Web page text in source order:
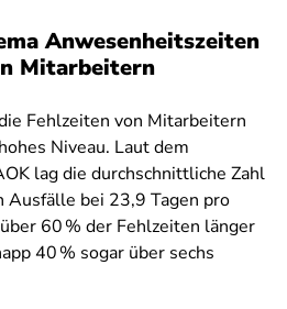
Anwesenheitszeiten
Mitarbeitern
Fehlzeiten von Mitarbeitern
Niveau. Laut dem
lag die durchschnittliche Zahl
Ausfälle bei 23,9 Tagen pro
60 % der Fehlzeiten länger
40 % sogar über sechs